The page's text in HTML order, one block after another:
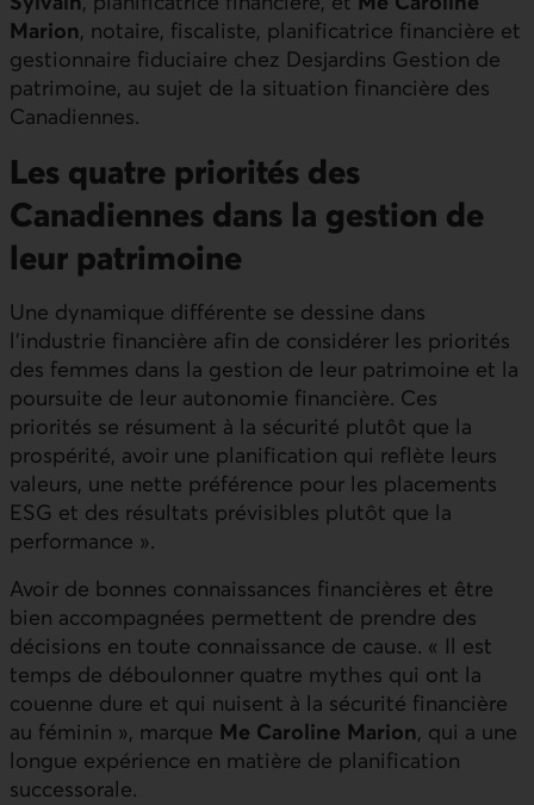
Marion, notaire, fiscaliste, planificatrice financière et
gestionnaire fiduciaire chez Desjardins Gestion de
patrimoine, au sujet de la situation financière des
Canadiennes.
Les quatre priorités des
Canadiennes dans la gestion de
leur patrimoine
Une dynamique différente se dessine dans
l’industrie financière afin de considérer les priorités
des femmes dans la gestion de leur patrimoine et la
poursuite de leur autonomie financière. Ces
priorités se résument à la sécurité plutôt que la
prospérité, avoir une planification qui reflète leurs
valeurs, une nette préférence pour les placements
ESG et des résultats prévisibles plutôt que la
performance ».
Avoir de bonnes connaissances financières et être
bien accompagnées permettent de prendre des
décisions en toute connaissance de cause. « Il est
temps de déboulonner quatre mythes qui ont la
couenne dure et qui nuisent à la sécurité financière
au féminin », marque Me Caroline Marion, qui a une
longue expérience en matière de planification
successorale.